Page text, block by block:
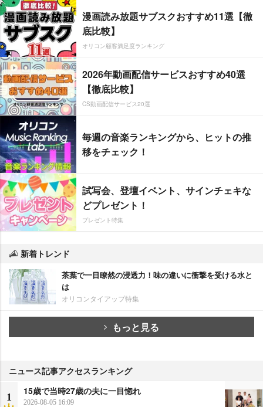
漫画読み放題サブスクおすすめ11選【徹
底比較】
オリコン顧客満足度ランキング
2026年動画配信サービスおすすめ40選
【徹底比較】
CS動画配信サービス20選
毎週の音楽ランキングから、ヒットの推
移をチェック！
試写会、登壇イベント、サインチェキな
どプレゼント！
プレゼント特集
新着トレンド
茶葉で一目瞭然の浸透力！味の違いに衝撃を受ける水と
は
オリコンタイアップ特集
もっと見る
ニュース記事アクセスランキング
1
15歳で当時27歳の夫に一目惚れ
2026-08-05 16:09